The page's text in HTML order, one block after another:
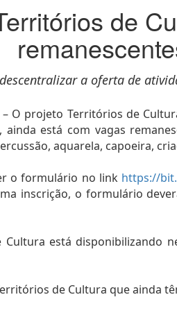
de
a oferta de
O projeto Territórios de
ainda está com vagas
aquarela, capoeira,
o formulário no link https://
inscrição, o formulário
está disponibilizando
de Cultura que ainda